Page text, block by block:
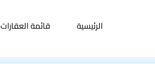
الرئيسية قائمة العقارات